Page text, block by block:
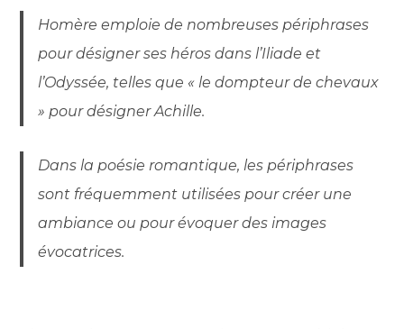
Homère emploie de nombreuses périphrases
pour désigner ses héros dans l’Iliade et
l’Odyssée, telles que « le dompteur de chevaux
» pour désigner Achille.
Dans la poésie romantique, les périphrases
sont fréquemment utilisées pour créer une
ambiance ou pour évoquer des images
évocatrices.